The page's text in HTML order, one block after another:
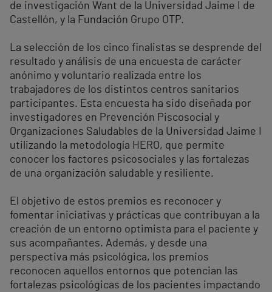
de investigación Want de la Universidad Jaime I de
Castellón, y la Fundación Grupo OTP.
La selección de los cinco finalistas se desprende del
resultado y análisis de una encuesta de carácter
anónimo y voluntario realizada entre los
trabajadores de los distintos centros sanitarios
participantes. Esta encuesta ha sido diseñada por
investigadores en Prevención Piscosocial y
Organizaciones Saludables de la Universidad Jaime I
utilizando la metodología HERO, que permite
conocer los factores psicosociales y las fortalezas
de una organización saludable y resiliente.
El objetivo de estos premios es reconocer y
fomentar iniciativas y prácticas que contribuyan a la
creación de un entorno optimista para el paciente y
sus acompañantes. Además, y desde una
perspectiva más psicológica, los premios
reconocen aquellos entornos que potencian las
fortalezas psicológicas de los pacientes impactando